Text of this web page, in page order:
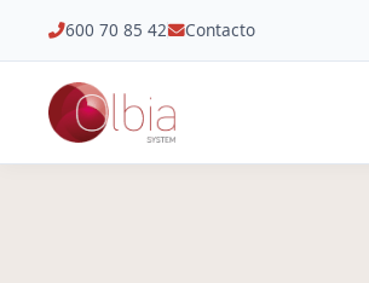
600 70 85 42 Contacto